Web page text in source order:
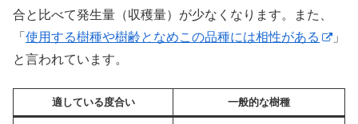
合と比べて発生量（収穫量）が少なくなります。また、
「 使用する樹種や樹齢となめこの品種には相性がある
」
と言われています。
適している度合い 一般的な樹種